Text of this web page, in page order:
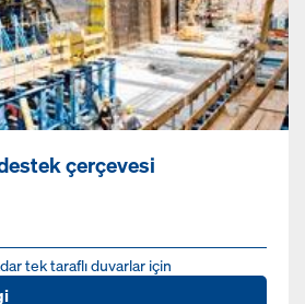
çerçevesi
tek taraflı duvarlar için